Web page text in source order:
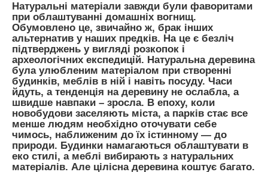
Натуральні матеріали завжди були фаворитами
при облаштуванні домашніх вогнищ.
Обумовлено це, звичайно ж, брак інших
альтернатив у наших предків. На це є безліч
підтверджень у вигляді розкопок і
археологічних експедицій. Натуральна деревина
була улюбленим матеріалом при створенні
будинків, меблів в ній і навіть посуду. Часи
йдуть, а тенденція на деревину не ослабла, а
швидше навпаки – зросла. В епоху, коли
новобудови заселяють міста, а парків стає все
менше людям необхідно оточувати себе
чимось, наближеним до їх істинному — до
природи. Будинки намагаються облаштувати в
еко стилі, а меблі вибирають з натуральних
матеріалів. Але цілісна деревина коштує багато.